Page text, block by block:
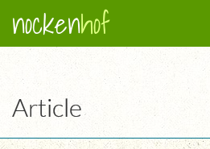
nockenhof
Article